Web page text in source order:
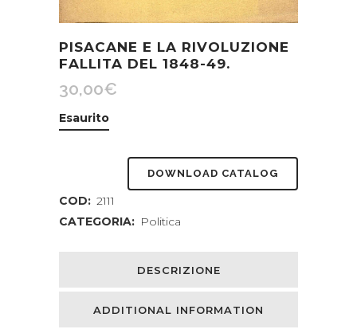
PISACANE E LA RIVOLUZIONE
FALLITA DEL 1848-49.
30,00€
Esaurito
DOWNLOAD CATALOG
COD: 2111
CATEGORIA: Politica
DESCRIZIONE
ADDITIONAL INFORMATION